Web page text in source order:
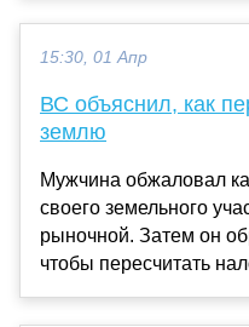
15:30, 01 Апр
ВС объяснил, как
землю
Мужчина обжаловал
своего земельного
рыночной. Затем он
чтобы пересчитать